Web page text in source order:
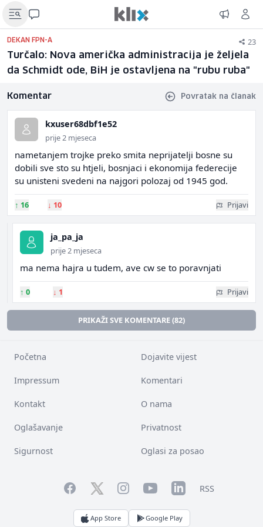
DEKAN FPN-A 23
Turčalo: Nova američka administracija je željela
da Schmidt ode, BiH je ostavljena na "rubu ruba"
Komentar Povratak na članak
kxuser68dbf1e52
prije 2 mjeseca
nametanjem trojke preko smita neprijatelji bosne su
dobili sve sto su htjeli, bosnjaci i ekonomija federecije
su unisteni svedeni na najgori polozaj od 1945 god.
↑ 16 ↓ 10 Prijavi
ja_pa_ja
prije 2 mjeseca
ma nema hajra u tudem, ave cw se to poravnjati
↑ 0 ↓ 1 Prijavi
PRIKAŽI SVE KOMENTARE (82)
Početna Dojavite vijest
Impressum Komentari
Kontakt O nama
Oglašavanje Privatnost
Sigurnost Oglasi za posao
FacebookTwitterInstagramYouTubeLinkedInRSS
App Store Google Play